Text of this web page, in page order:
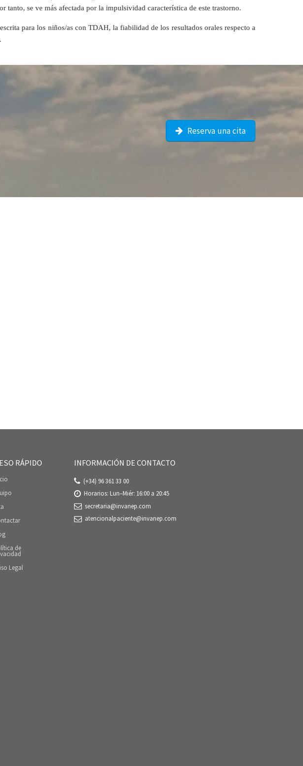
tanto, se ve más afectada por la impulsividad característica de este trastorno.
para los niños/as con TDAH, la fiabilidad de los resultados orales respecto a
Reserva una cita
RÁPIDO
de
Legal
INFORMACIÓN DE CONTACTO
(+34) 96 361 33 00
Horarios: Lun–Miér: 16:00 a 20:45
secretaria@invanep.com
atencionalpaciente@invanep.com